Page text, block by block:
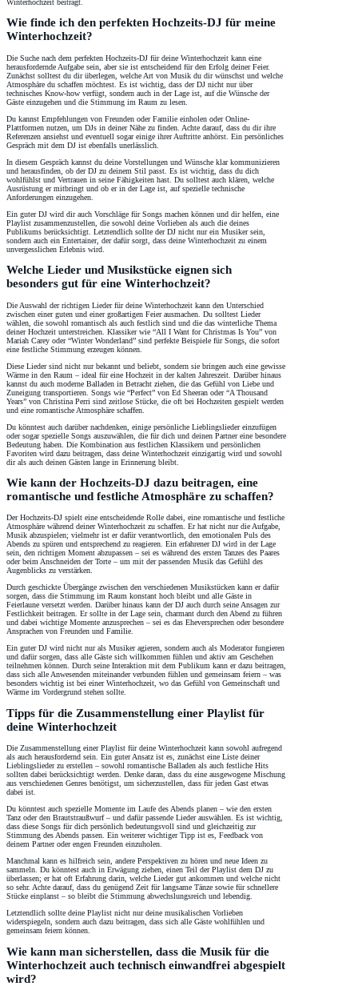
Winterhochzeit beiträgt.
Wie finde ich den perfekten Hochzeits-DJ für meine
Winterhochzeit?
Die Suche nach dem perfekten Hochzeits-DJ für deine Winterhochzeit kann eine
herausfordernde Aufgabe sein, aber sie ist entscheidend für den Erfolg deiner Feier.
Zunächst solltest du dir überlegen, welche Art von Musik du dir wünschst und welche
Atmosphäre du schaffen möchtest. Es ist wichtig, dass der DJ nicht nur über
technisches Know-how verfügt, sondern auch in der Lage ist, auf die Wünsche der
Gäste einzugehen und die Stimmung im Raum zu lesen.
Du kannst Empfehlungen von Freunden oder Familie einholen oder Online-
Plattformen nutzen, um DJs in deiner Nähe zu finden. Achte darauf, dass du dir ihre
Referenzen ansiehst und eventuell sogar einige ihrer Auftritte anhörst. Ein persönliches
Gespräch mit dem DJ ist ebenfalls unerlässlich.
In diesem Gespräch kannst du deine Vorstellungen und Wünsche klar kommunizieren
und herausfinden, ob der DJ zu deinem Stil passt. Es ist wichtig, dass du dich
wohlfühlst und Vertrauen in seine Fähigkeiten hast. Du solltest auch klären, welche
Ausrüstung er mitbringt und ob er in der Lage ist, auf spezielle technische
Anforderungen einzugehen.
Ein guter DJ wird dir auch Vorschläge für Songs machen können und dir helfen, eine
Playlist zusammenzustellen, die sowohl deine Vorlieben als auch die deines
Publikums berücksichtigt. Letztendlich sollte der DJ nicht nur ein Musiker sein,
sondern auch ein Entertainer, der dafür sorgt, dass deine Winterhochzeit zu einem
unvergesslichen Erlebnis wird.
Welche Lieder und Musikstücke eignen sich
besonders gut für eine Winterhochzeit?
Die Auswahl der richtigen Lieder für deine Winterhochzeit kann den Unterschied
zwischen einer guten und einer großartigen Feier ausmachen. Du solltest Lieder
wählen, die sowohl romantisch als auch festlich sind und die das winterliche Thema
deiner Hochzeit unterstreichen. Klassiker wie “All I Want for Christmas Is You” von
Mariah Carey oder “Winter Wonderland” sind perfekte Beispiele für Songs, die sofort
eine festliche Stimmung erzeugen können.
Diese Lieder sind nicht nur bekannt und beliebt, sondern sie bringen auch eine gewisse
Wärme in den Raum – ideal für eine Hochzeit in der kalten Jahreszeit. Darüber hinaus
kannst du auch moderne Balladen in Betracht ziehen, die das Gefühl von Liebe und
Zuneigung transportieren. Songs wie “Perfect” von Ed Sheeran oder “A Thousand
Years” von Christina Perri sind zeitlose Stücke, die oft bei Hochzeiten gespielt werden
und eine romantische Atmosphäre schaffen.
Du könntest auch darüber nachdenken, einige persönliche Lieblingslieder einzufügen
oder sogar spezielle Songs auszuwählen, die für dich und deinen Partner eine besondere
Bedeutung haben. Die Kombination aus festlichen Klassikern und persönlichen
Favoriten wird dazu beitragen, dass deine Winterhochzeit einzigartig wird und sowohl
dir als auch deinen Gästen lange in Erinnerung bleibt.
Wie kann der Hochzeits-DJ dazu beitragen, eine
romantische und festliche Atmosphäre zu schaffen?
Der Hochzeits-DJ spielt eine entscheidende Rolle dabei, eine romantische und festliche
Atmosphäre während deiner Winterhochzeit zu schaffen. Er hat nicht nur die Aufgabe,
Musik abzuspielen; vielmehr ist er dafür verantwortlich, den emotionalen Puls des
Abends zu spüren und entsprechend zu reagieren. Ein erfahrener DJ wird in der Lage
sein, den richtigen Moment abzupassen – sei es während des ersten Tanzes des Paares
oder beim Anschneiden der Torte – um mit der passenden Musik das Gefühl des
Augenblicks zu verstärken.
Durch geschickte Übergänge zwischen den verschiedenen Musikstücken kann er dafür
sorgen, dass die Stimmung im Raum konstant hoch bleibt und alle Gäste in
Feierlaune versetzt werden. Darüber hinaus kann der DJ auch durch seine Ansagen zur
Festlichkeit beitragen. Er sollte in der Lage sein, charmant durch den Abend zu führen
und dabei wichtige Momente anzusprechen – sei es das Eheversprechen oder besondere
Ansprachen von Freunden und Familie.
Ein guter DJ wird nicht nur als Musiker agieren, sondern auch als Moderator fungieren
und dafür sorgen, dass alle Gäste sich willkommen fühlen und aktiv am Geschehen
teilnehmen können. Durch seine Interaktion mit dem Publikum kann er dazu beitragen,
dass sich alle Anwesenden miteinander verbunden fühlen und gemeinsam feiern – was
besonders wichtig ist bei einer Winterhochzeit, wo das Gefühl von Gemeinschaft und
Wärme im Vordergrund stehen sollte.
Tipps für die Zusammenstellung einer Playlist für
deine Winterhochzeit
Die Zusammenstellung einer Playlist für deine Winterhochzeit kann sowohl aufregend
als auch herausfordernd sein. Ein guter Ansatz ist es, zunächst eine Liste deiner
Lieblingslieder zu erstellen – sowohl romantische Balladen als auch festliche Hits
sollten dabei berücksichtigt werden. Denke daran, dass du eine ausgewogene Mischung
aus verschiedenen Genres benötigst, um sicherzustellen, dass für jeden Gast etwas
dabei ist.
Du könntest auch spezielle Momente im Laufe des Abends planen – wie den ersten
Tanz oder den Brautstraußwurf – und dafür passende Lieder auswählen. Es ist wichtig,
dass diese Songs für dich persönlich bedeutungsvoll sind und gleichzeitig zur
Stimmung des Abends passen. Ein weiterer wichtiger Tipp ist es, Feedback von
deinem Partner oder engen Freunden einzuholen.
Manchmal kann es hilfreich sein, andere Perspektiven zu hören und neue Ideen zu
sammeln. Du könntest auch in Erwägung ziehen, einen Teil der Playlist dem DJ zu
überlassen; er hat oft Erfahrung darin, welche Lieder gut ankommen und welche nicht
so sehr. Achte darauf, dass du genügend Zeit für langsame Tänze sowie für schnellere
Stücke einplanst – so bleibt die Stimmung abwechslungsreich und lebendig.
Letztendlich sollte deine Playlist nicht nur deine musikalischen Vorlieben
widerspiegeln, sondern auch dazu beitragen, dass sich alle Gäste wohlfühlen und
gemeinsam feiern können.
Wie kann man sicherstellen, dass die Musik für die
Winterhochzeit auch technisch einwandfrei abgespielt
wird?